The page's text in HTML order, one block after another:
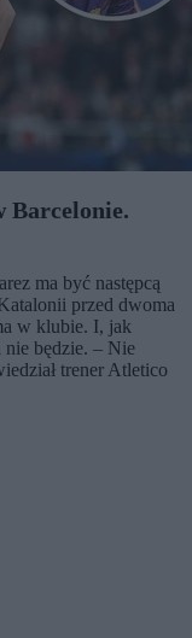
Barcelonie.
ma być następcą
przed dwoma
w klubie. I, jak
będzie. – Nie
trener Atletico